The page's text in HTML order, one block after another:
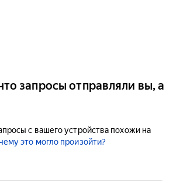
запросы отправляли вы, а
с вашего устройства похожи на
это могло произойти?